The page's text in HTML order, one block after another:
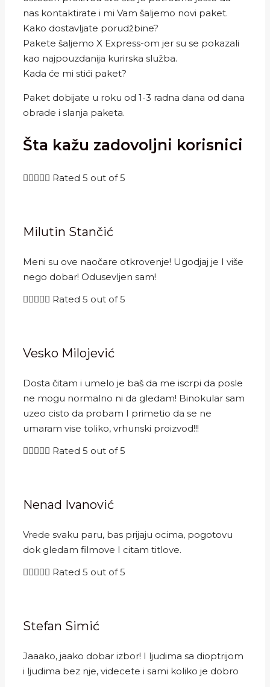
nas kontaktirate i mi Vam šaljemo novi paket.
Kako dostavljate porudžbine?
Pakete šaljemo X Express-om jer su se pokazali
kao najpouzdanija kurirska služba.
Kada će mi stići paket?
Paket dobijate u roku od 1-3 radna dana od dana
obrade i slanja paketa.
Šta kažu zadovoljni korisnici
 Rated 5 out of 5
Milutin Stančić
Meni su ove naočare otkrovenje! Ugodjaj je I više
nego dobar! Odusevljen sam!
 Rated 5 out of 5
Vesko Milojević
Dosta čitam i umelo je baš da me iscrpi da posle
ne mogu normalno ni da gledam! Binokular sam
uzeo cisto da probam I primetio da se ne
umaram vise toliko, vrhunski proizvod!!!
 Rated 5 out of 5
Nenad Ivanović
Vrede svaku paru, bas prijaju ocima, pogotovu
dok gledam filmove I citam titlove.
 Rated 5 out of 5
Stefan Simić
Jaaako, jaako dobar izbor! I ljudima sa dioptrijom
i ljudima bez nje, videcete i sami koliko je dobro